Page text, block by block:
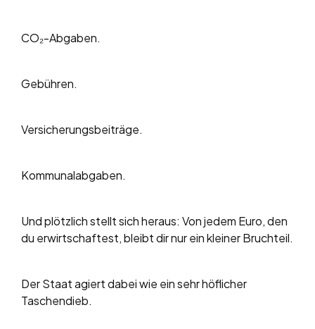
CO₂-Abgaben.
Gebühren.
Versicherungsbeiträge.
Kommunalabgaben.
Und plötzlich stellt sich heraus: Von jedem Euro, den
du erwirtschaftest, bleibt dir nur ein kleiner Bruchteil.
Der Staat agiert dabei wie ein sehr höflicher
Taschendieb.